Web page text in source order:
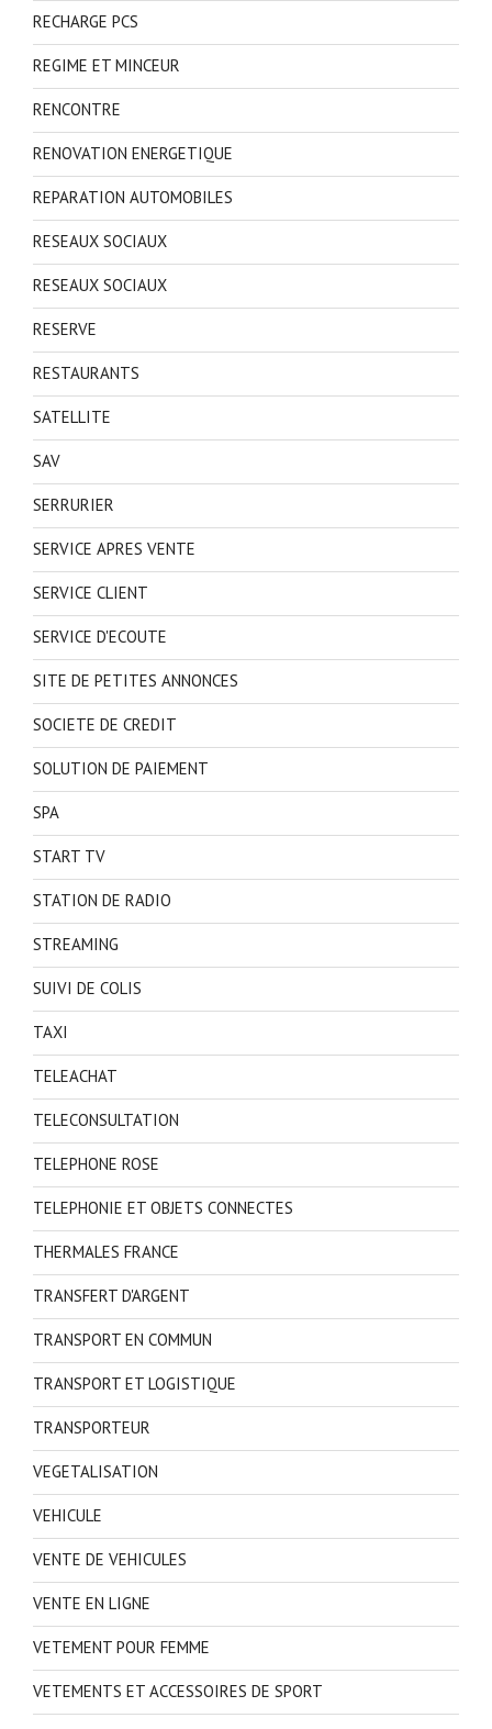
RECHARGE PCS
REGIME ET MINCEUR
RENCONTRE
RENOVATION ENERGETIQUE
REPARATION AUTOMOBILES
RESEAUX SOCIAUX
RESEAUX SOCIAUX
RESERVE
RESTAURANTS
SATELLITE
SAV
SERRURIER
SERVICE APRES VENTE
SERVICE CLIENT
SERVICE D'ECOUTE
SITE DE PETITES ANNONCES
SOCIETE DE CREDIT
SOLUTION DE PAIEMENT
SPA
START TV
STATION DE RADIO
STREAMING
SUIVI DE COLIS
TAXI
TELEACHAT
TELECONSULTATION
TELEPHONE ROSE
TELEPHONIE ET OBJETS CONNECTES
THERMALES FRANCE
TRANSFERT D'ARGENT
TRANSPORT EN COMMUN
TRANSPORT ET LOGISTIQUE
TRANSPORTEUR
VEGETALISATION
VEHICULE
VENTE DE VEHICULES
VENTE EN LIGNE
VETEMENT POUR FEMME
VETEMENTS ET ACCESSOIRES DE SPORT